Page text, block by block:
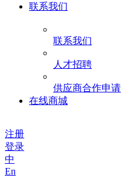
联系我们
联系我们
人才招聘
供应商合作申请
在线商城
注册
登录
中
En